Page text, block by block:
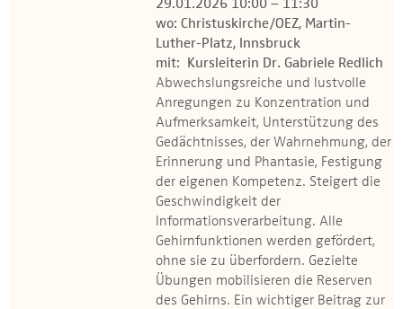
29.01.2026 10:00 – 11:30
wo: Christuskirche/OEZ, Martin-
Luther-Platz, Innsbruck
mit: Kursleiterin Dr. Gabriele Redlich
Abwechslungsreiche und lustvolle
Anregungen zu Konzentration und
Aufmerksamkeit, Unterstützung des
Gedächtnisses, der Wahrnehmung, der
Erinnerung und Phantasie, Festigung
der eigenen Kompetenz. Steigert die
Geschwindigkeit der
Informationsverarbeitung. Alle
Gehirnfunktionen werden gefördert,
ohne sie zu überfordern. Gezielte
Übungen mobilisieren die Reserven
des Gehirns. Ein wichtiger Beitrag zur